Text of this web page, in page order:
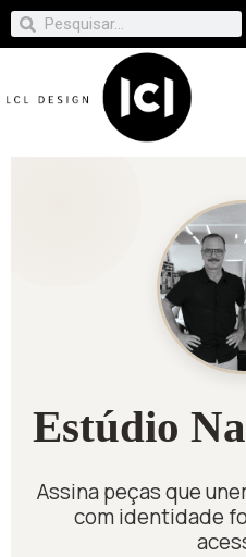
Estúdio
Assina peças que
com identidade